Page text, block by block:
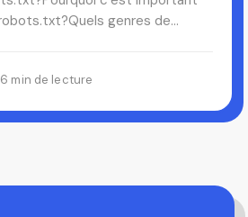
genres de
6 min de lecture